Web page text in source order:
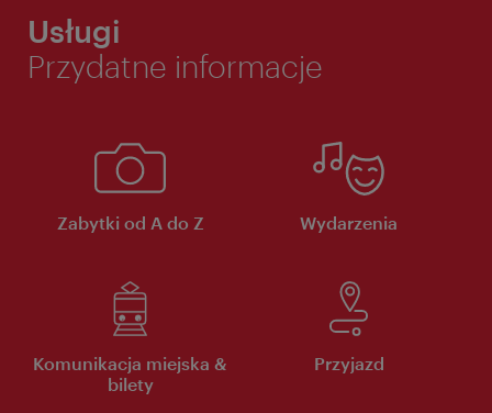
Usługi
Przydatne informacje
Zabytki od A do Z Wydarzenia
Komunikacja miejska &
bilety
Przyjazd